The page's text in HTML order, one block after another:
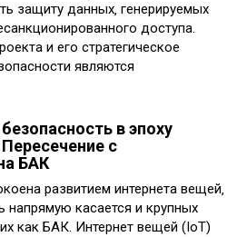
защиту данных‚ генерируемых
доступа.
и его стратегическое
являются
в эпоху
с
БАК
развитием интернета вещей‚
напрямую касается и крупных
как БАК. Интернет вещей (IoT)